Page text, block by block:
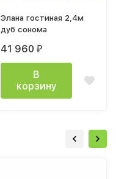
Элана гостиная 2,4м
дуб сонома
41 960 ₽
В
корзину